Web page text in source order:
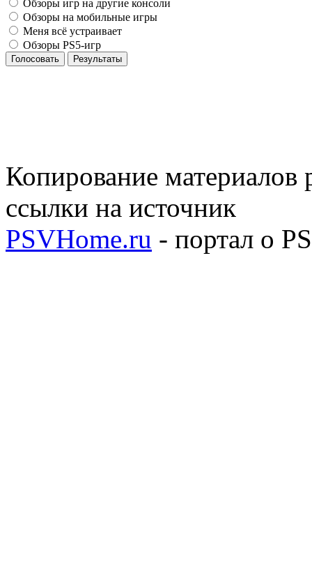
Обзоры игр на другие консоли
Обзоры на мобильные игры
Меня всё устраивает
Обзоры PS5-игр
Голосовать Результаты
Копирование материалов
ссылки на источник
PSVHome.ru - портал о